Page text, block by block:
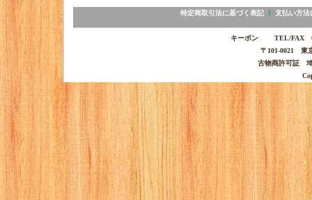
特定商取引法に基づく表記｜ 支払い方法
キーポン TEL/FAX
〒101-0021 東
古物商許可証